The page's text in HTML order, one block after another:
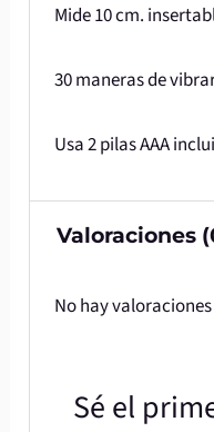
Mide 10 cm.
30 maneras de
Usa 2 pilas AAA
Valoraciones
No hay
Sé el